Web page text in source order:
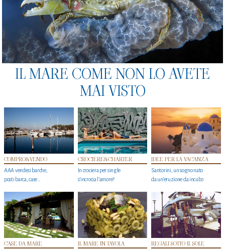
IL MARE COME NON LO AVETE
MAI VISTO
COMPRO&VENDO
AAA vendesi barche,
posti barca, case…
CROCIERE&CHARTER
In crociera per single
s'incrocia l’amore?
IDEE PER LA VACANZA
Santorini, un sogno nato
da un’eruzione da incubo
CASE DA MARE IL MARE IN TAVOLA REGALI SOTTO IL SOLE